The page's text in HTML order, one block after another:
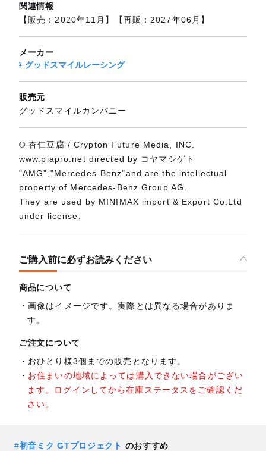
関連情報
【販売：2020年11月】【再販：2027年06月】
メーカー
グッドスマイルレーシング
販売元
グッドスマイルカンパニー
© 杏仁豆腐 / Crypton Future Media, INC.
www.piapro.net directed by コヤマシゲト
"AMG","Mercedes-Benz"and are the intellectual
property of Mercedes-Benz Group AG.
They are used by MINIMAX import & Export Co.Ltd
under license.
ご購入前に必ずお読みください
商品について
画像はイメージです。実際とは異なる場合がありま
す。
ご注文について
おひとり様3個までの販売となります。
お住まいの地域によっては購入できない場合がござい
ます。ログインしてから在庫ステータスをご確認くだ
さい。
#初音ミク GTプロジェクト のおすすめ